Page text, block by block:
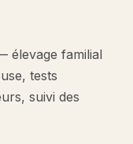
élevage familial
tests
suivi des